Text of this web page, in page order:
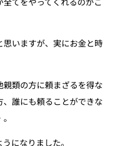
思いますが、実にお金と時
類の方に頼まざるを得な
誰にも頼ることができな
になりました。